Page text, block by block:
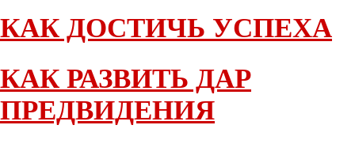
КАК ДОСТИЧЬ УСПЕХА
КАК РАЗВИТЬ ДАР
ПРЕДВИДЕНИЯ